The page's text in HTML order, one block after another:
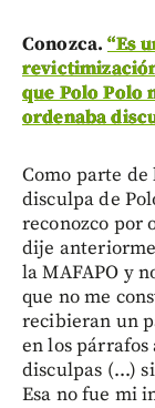
Conozca.“Es
que Polo Polo
ordenaba
Como parte
disculpa de
reconozco por
dije
la MAFAPO y
que no me
recibieran un
en los párrafos
disculpas (...)
Esa no fue mi